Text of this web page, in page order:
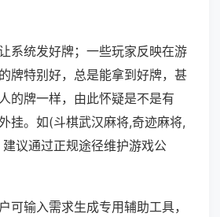
系统发好牌；一些玩家反映在游
牌特别好，总是能拿到好牌，甚
的牌一样，由此怀疑是不是有
挂。如(斗棋武汉麻将,奇迹麻将,
议通过正规途径维护游戏公
可输入需求生成专用辅助工具，